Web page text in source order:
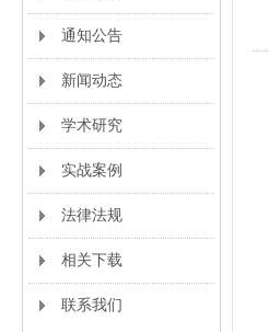
通知公告
新闻动态
学术研究
实战案例
法律法规
相关下载
联系我们